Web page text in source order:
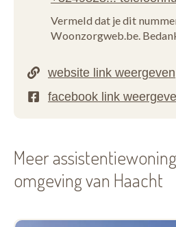
Vermeld dat je dit
Woonzorgweb.be.
Meer
omgeving van Haacht